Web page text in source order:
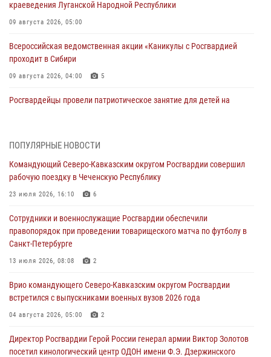
краеведения Луганской Народной Республики
09 августа 2026, 05:00
Всероссийская ведомственная акции «Каникулы с Росгвардией
проходит в Сибири
09 августа 2026, 04:00 5
Росгвардейцы провели патриотическое занятие для детей на
юных воспитанников спортивной школы
08 августа 2026, 13:00
стен музея истории космонавтики в Калуге
08 августа 2026, 09:29 2
В Северо-Западном округе Росгвардии продолжаются мероприятия
08 августа 2026, 09:03 1
Росгвардейцы в ЛНР совершенствуют навыки тактической
08 августа 2026, 09:00
ПОПУЛЯРНЫЕ НОВОСТИ
Командующий Северо-Кавказским округом Росгвардии совершил
рабочую поездку в Чеченскую Республику
23 июля 2026, 16:10 6
Сотрудники и военнослужащие Росгвардии обеспечили
правопорядок при проведении товарищеского матча по футболу в
Санкт-Петербурге
13 июля 2026, 08:08 2
Врио командующего Северо-Кавказским округом Росгвардии
встретился с выпускниками военных вузов 2026 года
04 августа 2026, 05:00 2
Директор Росгвардии Герой России генерал армии Виктор Золотов
посетил кинологический центр ОДОН имени Ф.Э. Дзержинского